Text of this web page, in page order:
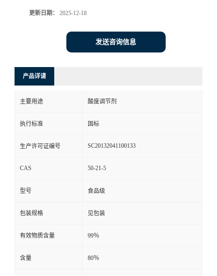
更新日期： 2025-12-18
发送咨询信息
产品详请
主要用途 酸度调节剂
执行标准 国标
生产许可证编号 SC20132041100133
CAS 50-21-5
型号 食品级
包装规格 见包装
有效物质含量 99％
含量 80％